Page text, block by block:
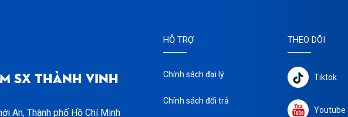
SX THÀNH VINH
An, Thành phố Hồ Chí Minh
HỖ TRỢ
Chính sách đại lý
Chính sách đổi trả
THEO DÕI
Tiktok
Youtube